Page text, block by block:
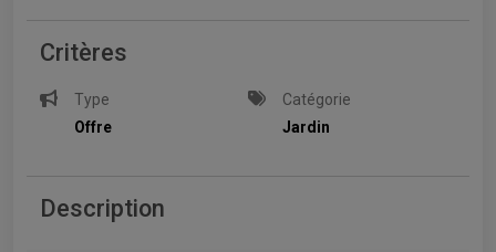
Critères
Type
Offre
Catégorie
Jardin
Description